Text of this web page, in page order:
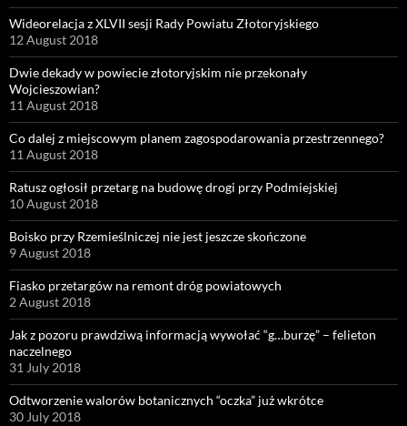
Wideorelacja z XLVII sesji Rady Powiatu Złotoryjskiego
12 August 2018
Dwie dekady w powiecie złotoryjskim nie przekonały
Wojcieszowian?
11 August 2018
Co dalej z miejscowym planem zagospodarowania przestrzennego?
11 August 2018
Ratusz ogłosił przetarg na budowę drogi przy Podmiejskiej
10 August 2018
Boisko przy Rzemieślniczej nie jest jeszcze skończone
9 August 2018
Fiasko przetargów na remont dróg powiatowych
2 August 2018
Jak z pozoru prawdziwą informacją wywołać “g…burzę” – felieton
naczelnego
31 July 2018
Odtworzenie walorów botanicznych “oczka” już wkrótce
30 July 2018